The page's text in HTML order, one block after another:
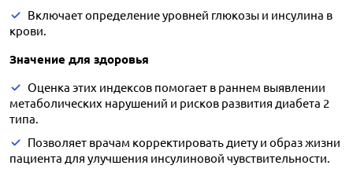
Включает определение уровней глюкозы и инсулина в
крови.
Значение для здоровья
Оценка этих индексов помогает в раннем выявлении
метаболических нарушений и рисков развития диабета 2
типа.
Позволяет врачам корректировать диету и образ жизни
пациента для улучшения инсулиновой чувствительности.